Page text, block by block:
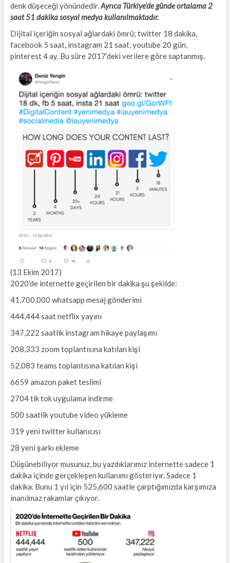
denk düşeceği yönündedir.Ayrıca Türkiye’de günde ortalama 2
saat 51 dakika sosyal medya kullanılmaktadır.
Dijital içeriğin sosyal ağlardaki ömrü; twitter 18 dakika,
facebook 5 saat, instagram 21 saat, youtube 20 gün,
pinterest 4 ay. Bu süre 2017’deki verilere göre saptanmış.
(13 Ekim 2017)
2020’de internette geçirilen bir dakika şu şekilde:
41,700,000 whatsapp mesaj gönderimi
444,444 saat netflix yayını
347,222 saatlik instagram hikaye paylaşımı
208,333 zoom toplantısına katılan kişi
52,083 teams toplantısına katılan kişi
6659 amazon paket teslimi
2704 tik tok uygulama indirme
500 saatlik youtube video yükleme
319 yeni twitter kullanıcısı
28 yeni şarkı ekleme
Düşünebiliyor musunuz, bu yazdıklarımız internette sadece 1
dakika içinde gerçekleşen kullanımı gösteriyır. Sadece 1
dakika. Bunu 1 yıl için 525,600 saatle çarptığımızda karşımıza
inanılmaz rakamlar çıkıyor.